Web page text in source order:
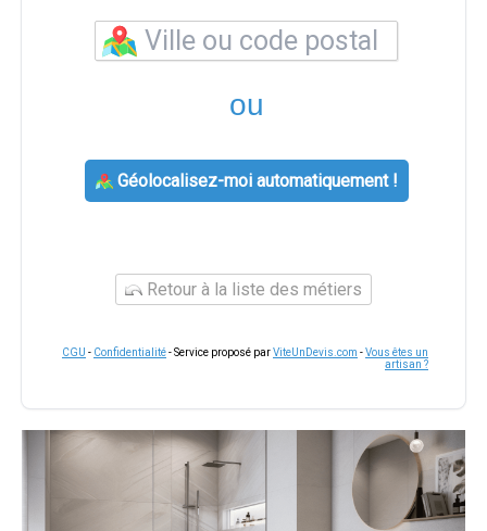
ou
Géolocalisez-moi automatiquement !
Retour à la liste des métiers
CGU - Confidentialité- Service proposé parViteUnDevis.com -Vous êtes un
artisan ?